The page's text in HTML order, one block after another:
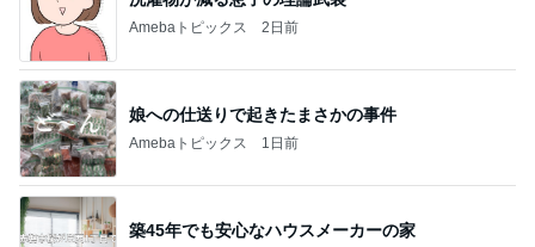
Amebaトピックス 2日前
娘への仕送りで起きたまさかの事件
Amebaトピックス 1日前
築45年でも安心なハウスメーカーの家